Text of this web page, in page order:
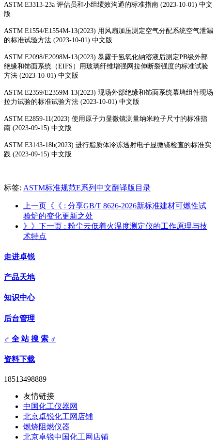
ASTM E3313-23a 评估员和小组绩效沟通的标准指南 (2023-10-01) 中文
版
ASTM E1554/E1554M-13(2023) 用风扇加压测定空气分配系统空气泄漏
的标准试验方法 (2023-10-01) 中文版
ASTM E2098/E2098M-13(2023) 暴露于氢氧化钠溶液后测定PB级外部
绝缘和饰面系统（EIFS）用玻璃纤维增强网拉伸断裂强度的标准试验
方法 (2023-10-01) 中文版
ASTM E2359/E2359M-13(2023) 现场外部绝缘和饰面系统幕墙组件现场
拉力试验的标准试验方法 (2023-10-01) 中文版
ASTM E2859-11(2023) 使用原子力显微镜测量纳米粒子尺寸的标准指
南 (2023-09-15) 中文版
ASTM E3143-18b(2023) 进行脂质体冷冻透射电子显微镜检查的标准实
践 (2023-09-15) 中文版
标签: ASTM标准规范E系列中文翻译版目录
上一页《《 : 分享GB/T 8626-2026新标准建材可燃性试
验炉的变化更新之处
》》下一页 : 粉尘云低着火温度测定仪的工作原理与技
术特点
走进卓锐
产品天地
知识中心
后台管理
♂ 全 站 搜 索 ♂
资料下载
18513498889
友情链接
中国化工仪器网
北京卓锐化工网店铺
燃烧阻燃仪器
北京卓锐中国化工网店铺